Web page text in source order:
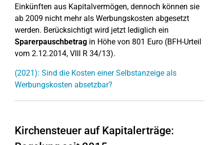
Einkünften aus Kapitalvermögen, dennoch können sie
ab 2009 nicht mehr als Werbungskosten abgesetzt
werden. Berücksichtigt wird jetzt lediglich ein
Sparerpauschbetrag in Höhe von 801 Euro (BFH-Urteil
vom 2.12.2014, VIII R 34/13).
(2021): Sind die Kosten einer Selbstanzeige als
Werbungskosten absetzbar?
Kirchensteuer auf Kapitalerträge: